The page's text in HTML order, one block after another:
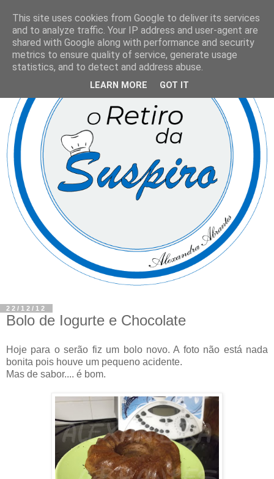
22/12/12
Bolo de Iogurte e Chocolate
Hoje para o serão fiz um bolo novo. A foto não está nada
bonita pois houve um pequeno acidente.
Mas de sabor.... é bom.
This site uses cookies from Google to deliver its services
and to analyze traffic. Your IP address and user-agent are
shared with Google along with performance and security
metrics to ensure quality of service, generate usage
statistics, and to detect and address abuse.
LEARN MORE GOT IT